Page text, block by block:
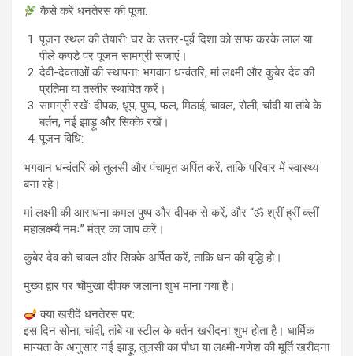
कैसे करें धनतेरस की पूजा:
पूजन स्थल की तैयारी: घर के उत्तर-पूर्व दिशा को साफ करके लाल या
पीले कपड़े पर पूजन सामग्री सजाएं।
देवी-देवताओं की स्थापना: भगवान धन्वंतरि, मां लक्ष्मी और कुबेर देव की
प्रतिमा या तस्वीर स्थापित करें।
सामग्री रखें: दीपक, धूप, पुष्प, फल, मिठाई, चावल, रोली, चांदी या तांबे के
बर्तन, नई झाड़ू और सिक्के रखें।
पूजन विधि:
भगवान धन्वंतरि को तुलसी और पंचामृत अर्पित करें, ताकि परिवार में स्वास्थ्य
बना रहे।
मां लक्ष्मी की आराधना कमल पुष्प और दीपक से करें, और “ॐ श्रीं ह्रीं क्लीं
महालक्ष्म्यै नमः” मंत्र का जाप करें।
कुबेर देव को चावल और सिक्के अर्पित करें, ताकि धन की वृद्धि हो।
मुख्य द्वार पर चौमुखा दीपक जलाना शुभ माना गया है।
क्या खरीदें धनतेरस पर:
इस दिन सोना, चांदी, तांबे या स्टील के बर्तन खरीदना शुभ होता है। धार्मिक
मान्यता के अनुसार नई झाड़ू, तुलसी का पौधा या लक्ष्मी-गणेश की मूर्ति खरीदना